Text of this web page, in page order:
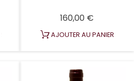
160,00 €
AJOUTER AU PANIER